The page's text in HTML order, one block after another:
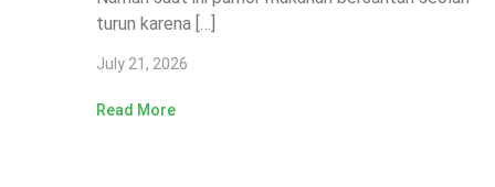
turun karena […]
July 21, 2026
Read More